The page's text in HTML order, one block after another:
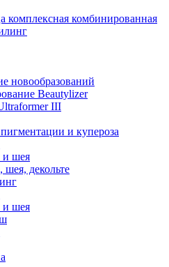
комплексная комбинированная
новообразований
Beautylizer
III
и купероза
шея
декольте
шея